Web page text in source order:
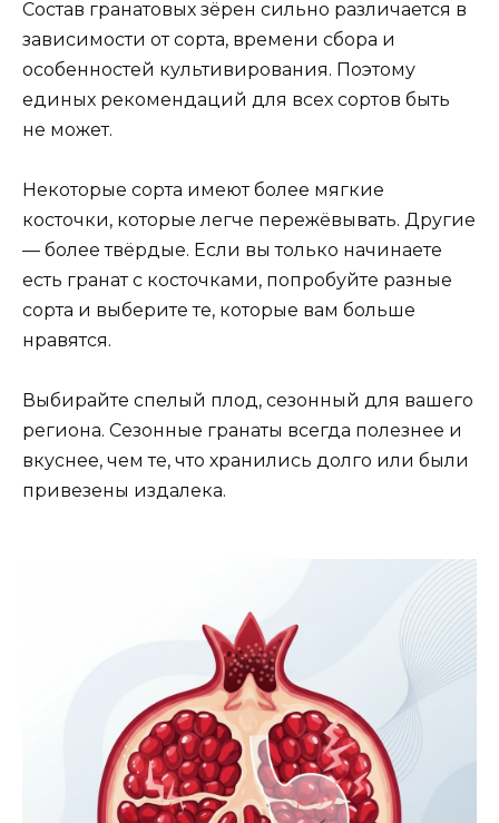
Состав гранатовых зёрен сильно различается в
зависимости от сорта, времени сбора и
особенностей культивирования. Поэтому
единых рекомендаций для всех сортов быть
не может.
Некоторые сорта имеют более мягкие
косточки, которые легче пережёвывать. Другие
— более твёрдые. Если вы только начинаете
есть гранат с косточками, попробуйте разные
сорта и выберите те, которые вам больше
нравятся.
Выбирайте спелый плод, сезонный для вашего
региона. Сезонные гранаты всегда полезнее и
вкуснее, чем те, что хранились долго или были
привезены издалека.